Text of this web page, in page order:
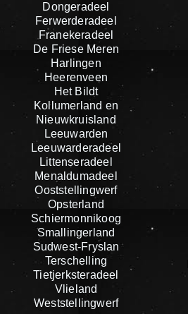
Dongeradeel
Ferwerderadeel
Franekeradeel
De Friese Meren
Harlingen
Heerenveen
Het Bildt
Kollumerland en
Nieuwkruisland
Leeuwarden
Leeuwarderadeel
Littenseradeel
Menaldumadeel
Ooststellingwerf
Opsterland
Schiermonnikoog
Smallingerland
Sudwest-Fryslan
Terschelling
Tietjerksteradeel
Vlieland
Weststellingwerf